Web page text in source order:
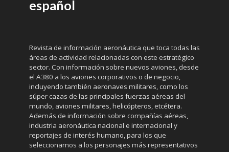
español
Revista de información aeronáutica que toca todas las
áreas de actividad relacionadas con este estratégico
sector. Con información sobre nuevos aviones, desde
el A380 a los aviones corporativos o de negocio,
incluyendo también aeronaves militares, como los
súper cazas de las principales fuerzas aéreas del
mundo, aviones militares, helicópteros, etcétera.
Además de información sobre compañías aéreas,
industria aeronáutica nacional e internacional y
reportajes de interés humano, para los que
seleccionamos a los personajes más representativos